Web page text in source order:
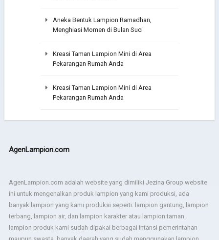
Aneka Bentuk Lampion Ramadhan,
Menghiasi Momen di Bulan Suci
Kreasi Taman Lampion Mini di Area
Pekarangan Rumah Anda
Kreasi Taman Lampion Mini di Area
Pekarangan Rumah Anda
AgenLampion.com
AgenLampion.com adalah website yang dimiliki Jezina Group website
ini untuk mengenalkan produk lampion yang kami produksi, ada
banyak lampion yang kami produksi seperti: lampion gantung, lampion
terbang, lampion air, dan lampion karakter atau lampion taman.
lampion produk kami sudah dipakai berbagai intansi pemerintahan